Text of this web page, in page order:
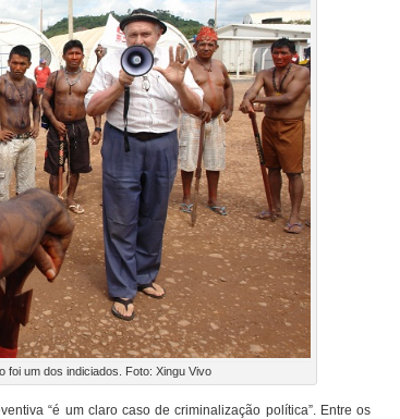
foi um dos indiciados. Foto: Xingu Vivo
“é um claro caso de criminalização política”. Entre os